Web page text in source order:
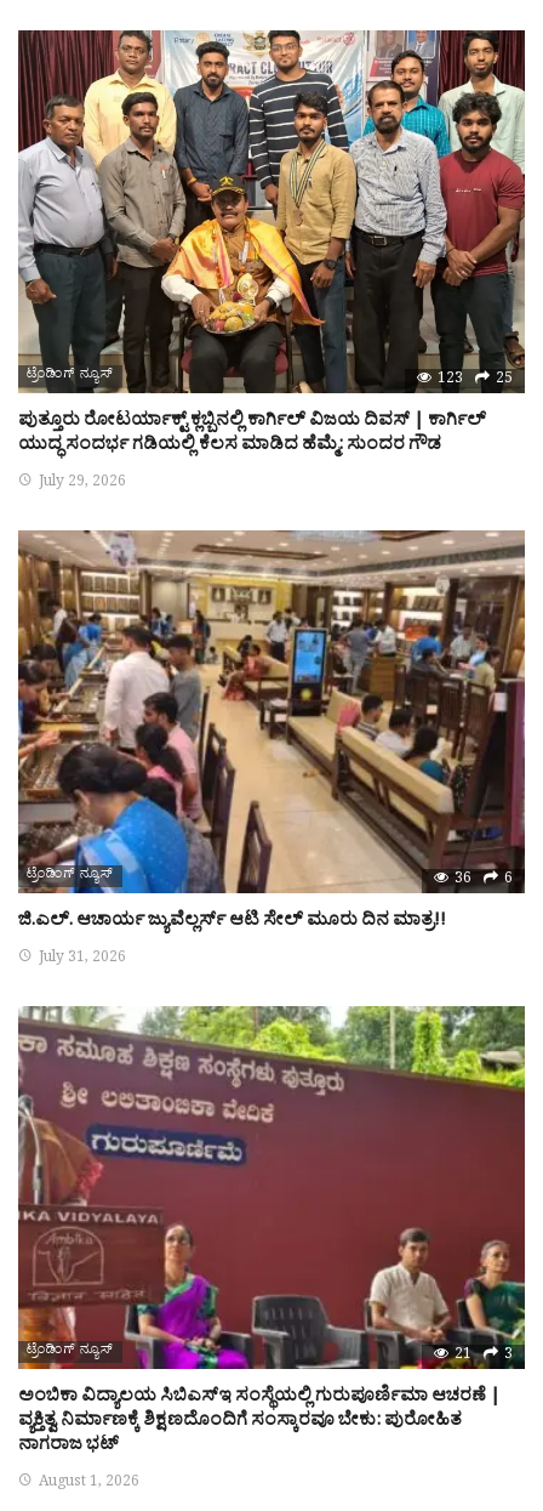
ಟ್ರೆಂಡಿಂಗ್ ನ್ಯೂಸ್ 123 25
ಪುತ್ತೂರು ರೋಟರ್ಯಾಕ್ಟ್ ಕ್ಲಬ್ಬಿನಲ್ಲಿ ಕಾರ್ಗಿಲ್ ವಿಜಯ ದಿವಸ್ | ಕಾರ್ಗಿಲ್
ಯುದ್ಧ ಸಂದರ್ಭ ಗಡಿಯಲ್ಲಿ ಕೆಲಸ ಮಾಡಿದ ಹೆಮ್ಮೆ: ಸುಂದರ ಗೌಡ
July 29, 2026
ಟ್ರೆಂಡಿಂಗ್ ನ್ಯೂಸ್ 36 6
ಜಿ.ಎಲ್. ಆಚಾರ್ಯ ಜ್ಯುವೆಲ್ಲರ್ಸ್ ಆಟಿ ಸೇಲ್ ಮೂರು ದಿನ ಮಾತ್ರ!!
July 31, 2026
ಟ್ರೆಂಡಿಂಗ್ ನ್ಯೂಸ್ 21 3
ಅಂಬಿಕಾ ವಿದ್ಯಾಲಯ ಸಿಬಿಎಸ್‌ಇ ಸಂಸ್ಥೆಯಲ್ಲಿ ಗುರುಪೂರ್ಣಿಮಾ ಆಚರಣೆ |
ವ್ಯಕ್ತಿತ್ವ ನಿರ್ಮಾಣಕ್ಕೆ ಶಿಕ್ಷಣದೊಂದಿಗೆ ಸಂಸ್ಕಾರವೂ ಬೇಕು: ಪುರೋಹಿತ
ನಾಗರಾಜ ಭಟ್
August 1, 2026